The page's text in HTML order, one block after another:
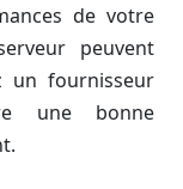
de votre
peuvent
un fournisseur
une bonne